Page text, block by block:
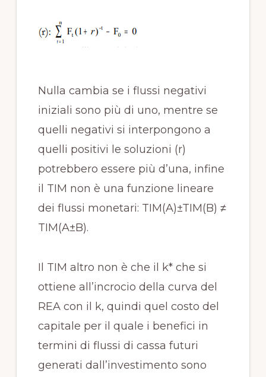
Nulla cambia se i flussi negativi
iniziali sono più di uno, mentre se
quelli negativi si interpongono a
quelli positivi le soluzioni (r)
potrebbero essere più d’una, infine
il TIM non è una funzione lineare
dei flussi monetari: TIM(A)±TIM(B) ≠
TIM(A±B).
Il TIM altro non è che il k* che si
ottiene all’incrocio della curva del
REA con il k, quindi quel costo del
capitale per il quale i benefici in
termini di flussi di cassa futuri
generati dall’investimento sono